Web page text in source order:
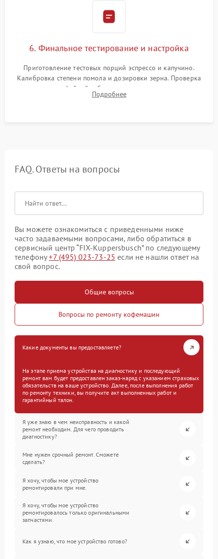
6. Финальное тестирование и настройка
Приготовление тестовых порций эспрессо и капучино.
Калибровка степени помола и дозировки зерна. Проверка
плотности кофейной таблетки, температуры напитка и
качества молочной пены. Контроль отсутствия посторонних
Подробнее
FAQ. Ответы на вопросы
Вы можете ознакомиться с приведенными ниже
часто задаваемыми вопросами, либо обратиться в
сервисный центр “FIX-Kuppersbusch” по следующему
телефону+7 (495) 023-73-25 если не нашли ответ на
свой вопрос.
Общие вопросы
Вопросы по ремонту кофемашин
Какие документы вы предоставляете?
На этапе приема устройства на диагностику и последующий
ремонт вам будет предоставлен заказ-наряд с указанием страховых
обязательств на ваше устройство. Далее, после выполнения работ
по ремонту техники, вы получите акт выполненных работ и
гарантийный талон.
Я уже знаю в чем неисправность и какой
ремонт необходим. Для чего проводить
диагностику?
Мне нужен срочный ремонт. Сможете
сделать?
Я хочу, чтобы мое устройство
ремонтировали при мне.
Я хочу, чтобы мое устройство
ремонтировалось только оригинальными
запчастями.
Как я узнаю, что мое устройство готово?